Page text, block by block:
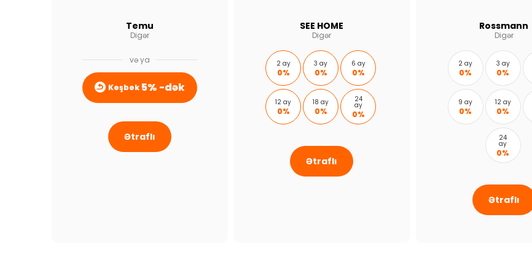
Temu
Digər
və ya
Keşbek 5% -dək
Ətraflı
SEE HOME
Digər
2 ay
0%
3 ay
0%
6 ay
0%
12 ay
0%
18 ay
0%
24
ay
0%
Ətraflı
Rossmann
Digər
2 ay
0%
3 ay
0%
9 ay
0%
12 ay
0%
24
ay
0%
Ətraflı